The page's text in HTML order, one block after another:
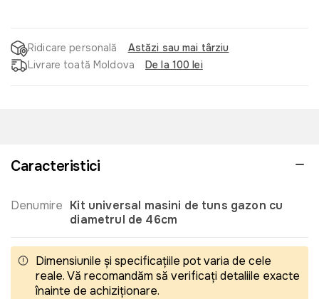
Ridicare personală
Astăzi sau mai târziu
Livrare toată Moldova
De la 100 lei
Caracteristici
Denumire Kit universal masini de tuns gazon cu
diametrul de 46cm
Dimensiunile și specificațiile pot varia de cele
reale. Vă recomandăm să verificați detaliile exacte
înainte de achiziționare.